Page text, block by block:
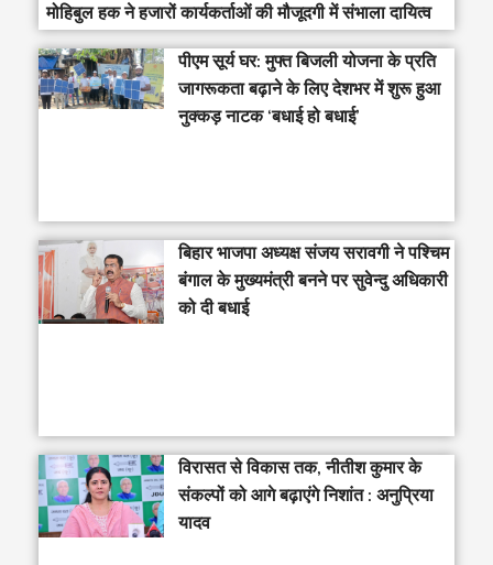
मोहिबुल हक ने हजारों कार्यकर्ताओं की मौजूदगी में संभाला दायित्व
पीएम सूर्य घर: मुफ्त बिजली योजना के प्रति
जागरूकता बढ़ाने के लिए देशभर में शुरू हुआ
नुक्कड़ नाटक ‘बधाई हो बधाई’
‎बिहार भाजपा अध्यक्ष संजय सरावगी ने पश्चिम
बंगाल के मुख्यमंत्री बनने पर सुवेन्दु अधिकारी
को दी बधाई
विरासत से विकास तक, नीतीश कुमार के
संकल्पों को आगे बढ़ाएंगे निशांत : अनुप्रिया
यादव